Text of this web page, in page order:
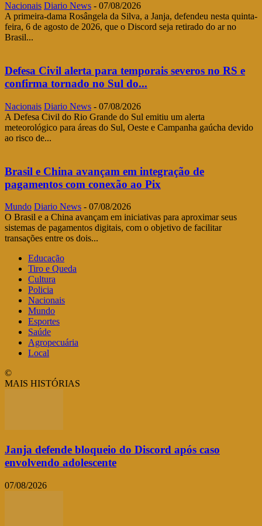
Nacionais Diario News - 07/08/2026
A primeira-dama Rosângela da Silva, a Janja, defendeu nesta quinta-
feira, 6 de agosto de 2026, que o Discord seja retirado do ar no
Brasil...
Defesa Civil alerta para temporais severos no RS e
confirma tornado no Sul do...
Nacionais Diario News - 07/08/2026
A Defesa Civil do Rio Grande do Sul emitiu um alerta
meteorológico para áreas do Sul, Oeste e Campanha gaúcha devido
ao risco de...
Brasil e China avançam em integração de
pagamentos com conexão ao Pix
Mundo Diario News - 07/08/2026
O Brasil e a China avançam em iniciativas para aproximar seus
sistemas de pagamentos digitais, com o objetivo de facilitar
transações entre os dois...
Educação
Tiro e Queda
Cultura
Policia
Nacionais
Mundo
Esportes
Saúde
Agropecuária
Local
©
MAIS HISTÓRIAS
Janja defende bloqueio do Discord após caso
envolvendo adolescente
07/08/2026